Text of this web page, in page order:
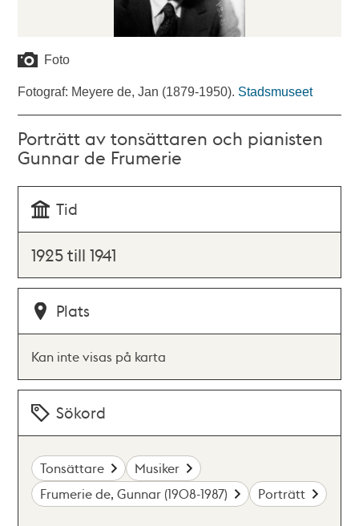
Foto
Fotograf: Meyere de, Jan (1879-1950). Stadsmuseet
Porträtt av tonsättaren och pianisten
Gunnar de Frumerie
Tid
1925 till 1941
Plats
Kan inte visas på karta
Sökord
Tonsättare
Musiker
Frumerie de, Gunnar (1908-1987)
Porträtt